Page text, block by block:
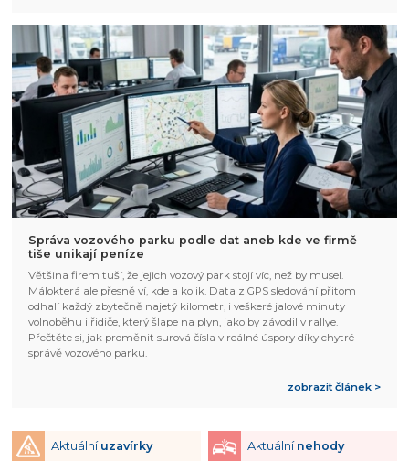
Správa vozového parku podle dat aneb kde ve firmě
tiše unikají peníze
Většina firem tuší, že jejich vozový park stojí víc, než by musel.
Málokterá ale přesně ví, kde a kolik. Data z GPS sledování přitom
odhalí každý zbytečně najetý kilometr, i veškeré jalové minuty
volnoběhu i řidiče, který šlape na plyn, jako by závodil v rallye.
Přečtěte si, jak proměnit surová čísla v reálné úspory díky chytré
správě vozového parku.
zobrazit článek >
Aktuální uzavírky Aktuální nehody